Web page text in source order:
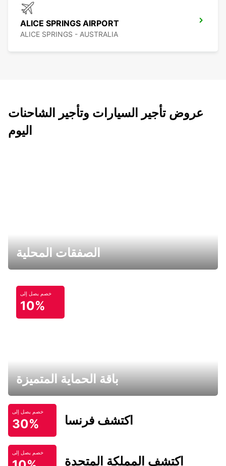
ALICE SPRINGS AIRPORT
ALICE SPRINGS - AUSTRALIA
عروض تأجير السيارات وتأجير الشاحنات
اليوم
الصفقات المحلية
خصم يصل إلى
10%
باقة الحماية المتميزة
خصم يصل إلى
30% اكتشف فرنسا
خصم يصل إلى
اكتشف المملكة المتحدة